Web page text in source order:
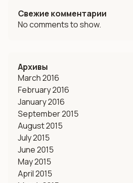
Свежие комментарии
No comments to show.
Архивы
March 2016
February 2016
January 2016
September 2015
August 2015
July 2015
June 2015
May 2015
April 2015